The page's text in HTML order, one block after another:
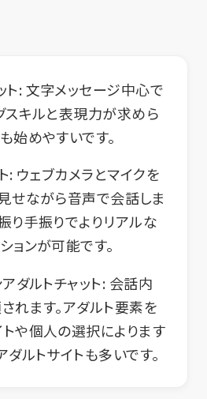
ト:文字メッセージ中心で
スキルと表現力が求めら
始めやすいです。
: ウェブカメラとマイクを
せながら音声で会話しま
り手振りでよりリアルな
ョンが可能です。
ダルトチャット: 会話内
れます。アダルト要素を
や個人の選択によります
ダルトサイトも多いです。